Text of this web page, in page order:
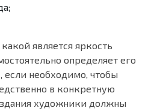
является яркость
определяет его
если необходимо, чтобы
в конкретную
художники должны